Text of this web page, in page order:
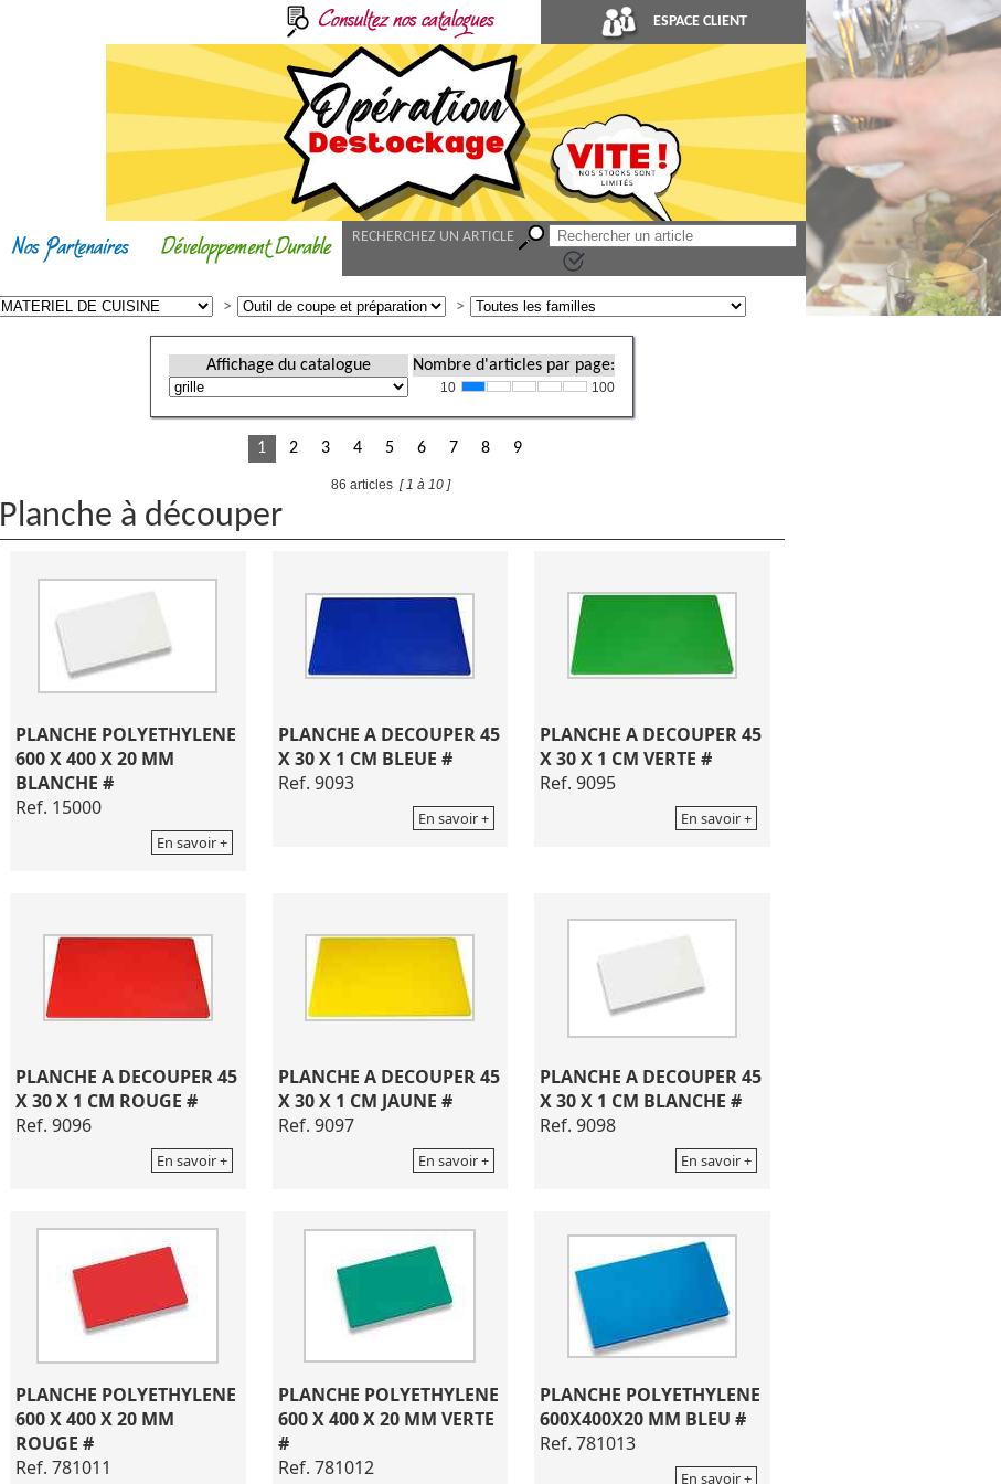
ESPACE CLIENT
RECHERCHEZ UN ARTICLE
Affichage du catalogue Nombre d'articles par page:
10 100
1 2 3 4 5 6 7 8 9
86 articles [ 1 à 10 ]
Planche à découper
PLANCHE POLYETHYLENE
600 X 400 X 20 MM
BLANCHE #
Ref. 15000
En savoir +
PLANCHE A DECOUPER 45
X 30 X 1 CM BLEUE #
Ref. 9093
En savoir +
PLANCHE A DECOUPER 45
X 30 X 1 CM VERTE #
Ref. 9095
En savoir +
PLANCHE A DECOUPER 45
X 30 X 1 CM ROUGE #
Ref. 9096
En savoir +
PLANCHE A DECOUPER 45
X 30 X 1 CM JAUNE #
Ref. 9097
En savoir +
PLANCHE A DECOUPER 45
X 30 X 1 CM BLANCHE #
Ref. 9098
En savoir +
PLANCHE POLYETHYLENE
600 X 400 X 20 MM
ROUGE #
Ref. 781011
PLANCHE POLYETHYLENE
600 X 400 X 20 MM VERTE
#
Ref. 781012
PLANCHE POLYETHYLENE
600X400X20 MM BLEU #
Ref. 781013
En savoir +